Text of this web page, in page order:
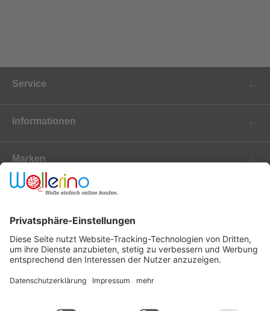
Service
Informationen
Marken
Newsletter
Versanddienstleister